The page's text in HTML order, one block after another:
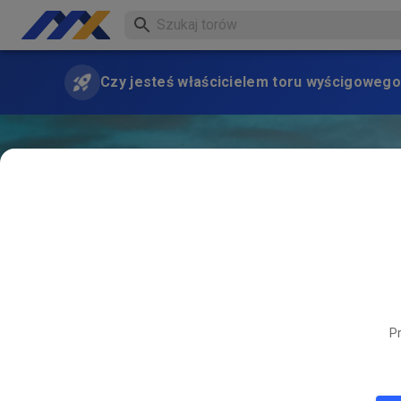
Czy jesteś właścicielem toru